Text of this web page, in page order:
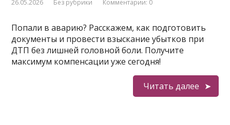
26.05.2026 Без рубрики Комментарии: 0
Попали в аварию? Расскажем, как подготовить
документы и провести взыскание убытков при
ДТП без лишней головной боли. Получите
максимум компенсации уже сегодня!
Читать далее